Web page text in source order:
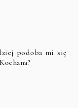
podoba mi się